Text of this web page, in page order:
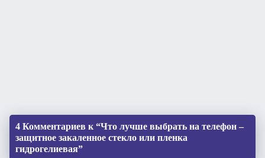
4 Комментариев к “Что лучше выбрать на телефон –
защитное закаленное стекло или пленка
гидрогелиевая”